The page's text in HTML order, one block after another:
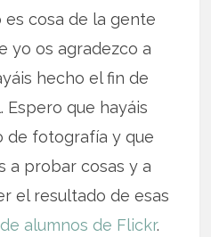
es cosa de la gente
yo os agradezco a
hecho el fin de
Espero que hayáis
de fotografía y que
a probar cosas y a
el resultado de esas
alumnos de Flickr.